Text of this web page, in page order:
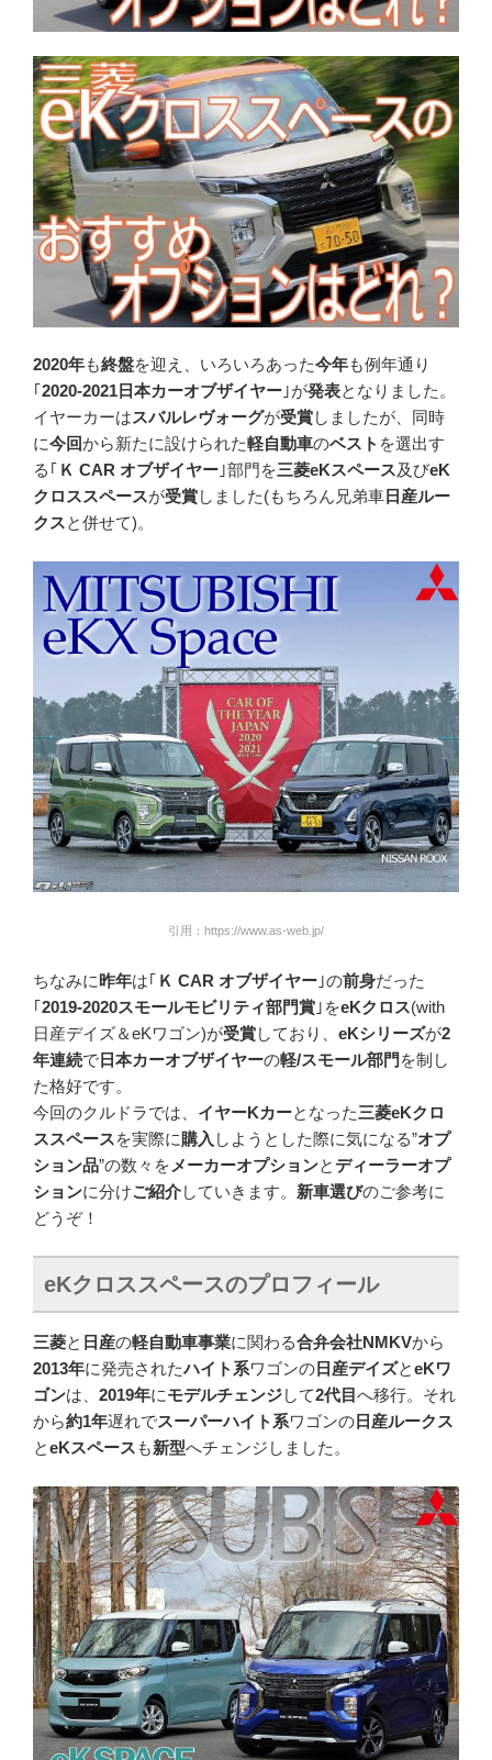
2020年も終盤を迎え、いろいろあった今年も例年通り
｢2020-2021日本カーオブザイヤー ｣が発表となりました。
イヤーカーはスバルレヴォーグが受賞しましたが、同時
に今回から新たに設けられた軽自動車のベスト を選出す
る｢ Ｋ CAR オブザイヤー ｣部門を三菱eKスペース及びeK
クロススペースが受賞しました(もちろん兄弟車 日産ルー
クスと併せて)。
引用：https://www.as-web.jp/
ちなみに昨年は｢ Ｋ CAR オブザイヤー ｣の前身だった
｢2019-2020スモールモビリティ部門賞 ｣をeKクロス(with
日産デイズ＆eKワゴン)が受賞しており、 eKシリーズが2
年連続で 日本カーオブザイヤーの軽/スモール部門 を制し
た格好です。
今回のクルドラでは、 イヤーKカーとなった三菱eKクロ
ススペースを実際に 購入 しようとした際に気になる”オプ
ション品”の数々を メーカーオプションとディーラーオプ
ションに分けご紹介していきます。 新車選びのご参考に
どうぞ！
eKクロススペースのプロフィール
三菱と 日産の軽自動車事業に関わる合弁会社NMKVから
2013年に発売されたハイト系ワゴンの 日産デイズとeKワ
ゴンは、 2019年にモデルチェンジして2代目 へ移行。それ
から約1年遅れでスーパーハイト系ワゴンの 日産ルークス
とeKスペース も新型へチェンジしました。